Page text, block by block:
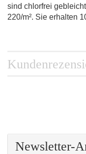
sind chlorfrei
220/m². Sie erhalten
Newsletter-